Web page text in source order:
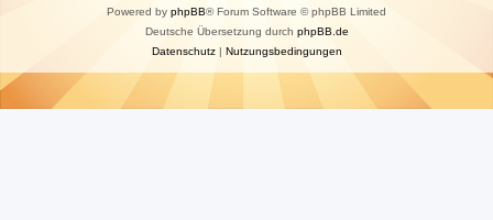
Powered by phpBB® Forum Software © phpBB Limited
Deutsche Übersetzung durch phpBB.de
Datenschutz| Nutzungsbedingungen